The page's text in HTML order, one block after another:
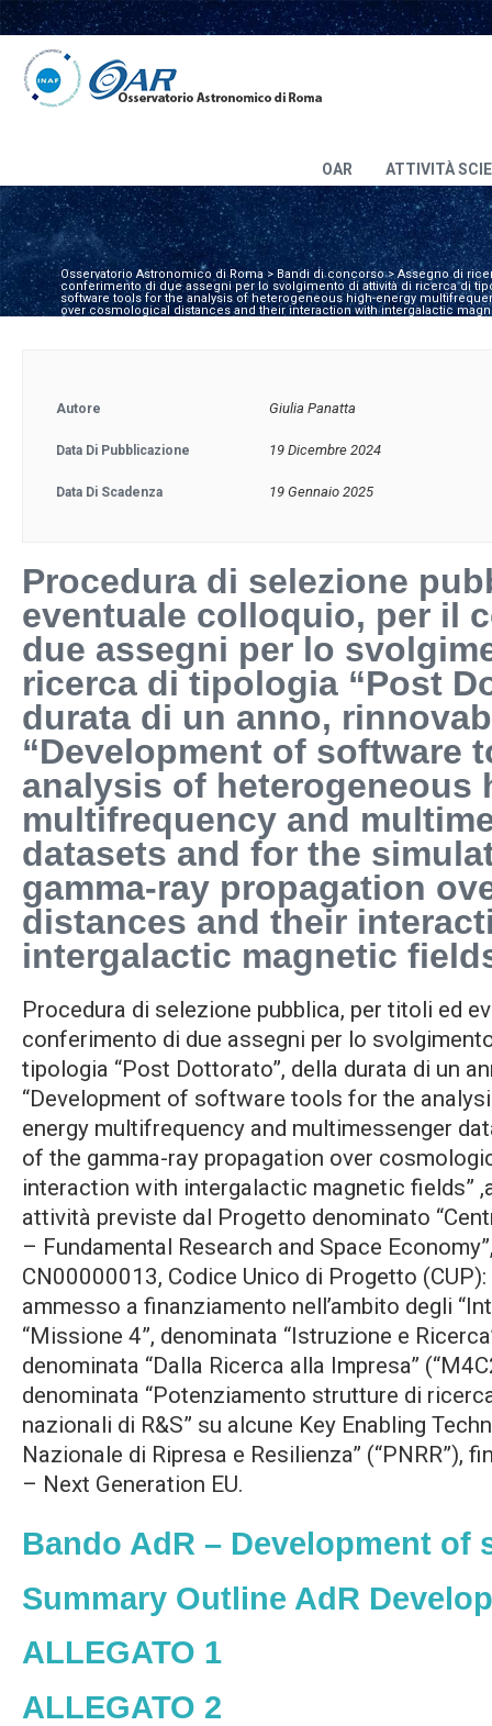
OAR ATTIVITÀ
Osservatorio Astronomico di Roma>Bandi di concorso>Assegno di
conferimento di due assegni per lo svolgimento di attività di ricerca di
software tools for the analysis of heterogeneous high-energy
over cosmological distances and their interaction with intergalactic
Autore Giulia Panatta
Data Di Pubblicazione 19 Dicembre 2024
Data Di Scadenza 19 Gennaio 2025
Procedura di selezione
eventuale colloquio, per il
due assegni per lo
ricerca di tipologia “Post
durata di un anno,
“Development of software
analysis of heterogeneous
multifrequency and
datasets and for the
gamma-ray propagation
distances and their
intergalactic magnetic
Procedura di selezione pubblica, per titoli ed
conferimento di due assegni per lo
tipologia “Post Dottorato”, della durata di un
“Development of software tools for the
energy multifrequency and multimessenger
of the gamma-ray propagation over
interaction with intergalactic magnetic fields”
attività previste dal Progetto denominato
– Fundamental Research and Space
CN00000013, Codice Unico di Progetto
ammesso a finanziamento nell’ambito degli
“Missione 4”, denominata “Istruzione e
denominata “Dalla Ricerca alla Impresa”
denominata “Potenziamento strutture di
nazionali di R&S” su alcune Key Enabling
Nazionale di Ripresa e Resilienza” (“PNRR”),
– Next Generation EU.
Bando AdR – Development of
Summary Outline AdR
ALLEGATO 1
ALLEGATO 2